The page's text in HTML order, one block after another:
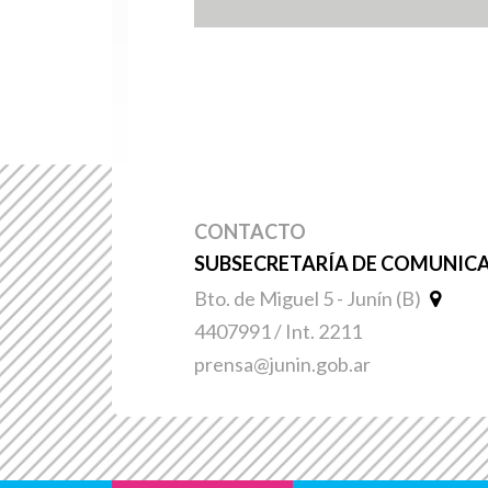
CONTACTO
SUBSECRETARÍA DE
Bto. de Miguel 5 - Junín (B)
4407991 / Int. 2211
prensa@junin.gob.ar